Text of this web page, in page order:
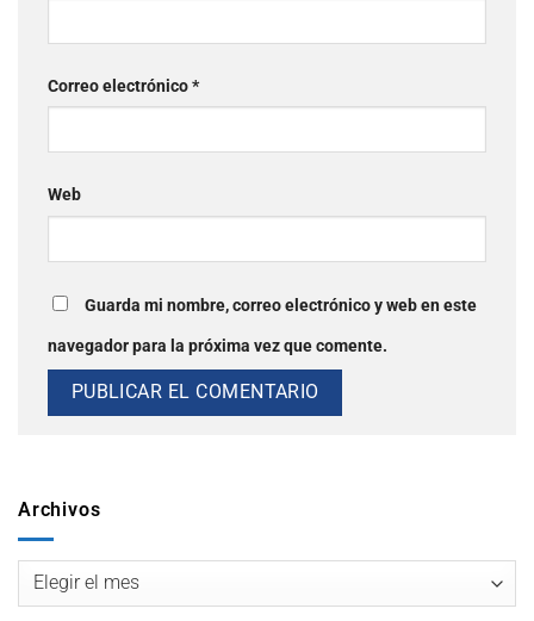
Archivos
Correo electrónico*
Web
Guarda mi nombre, correo electrónico y web en este
navegador para la próxima vez que comente.